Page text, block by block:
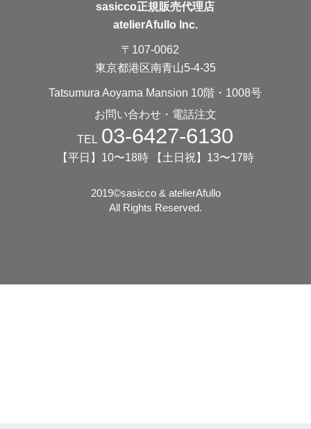
sasicco正規販売代理店
atelierAfullo Inc.
〒107-0062
東京都港区南青山5-4-35
Tatsumura Aoyama Mansion 10階・1008号
お問い合わせ・電話注文
TEL 03-6427-6130
【平日】10〜18時 【土日祝】13〜17時
2019©️sasicco & atelierAfullo
All Rights Reserved.